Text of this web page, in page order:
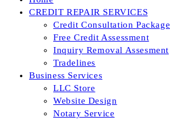
CREDIT REPAIR SERVICES
Credit Consultation Package
Free Credit Assessment
Inquiry Removal Assesment
Tradelines
Business Services
LLC Store
Website Design
Notary Service